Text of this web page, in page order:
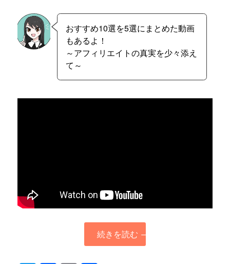
おすすめ10選を5選にまとめた動画
もあるよ！
～アフィリエイトの真実を少々添え
て～
続きを読む →